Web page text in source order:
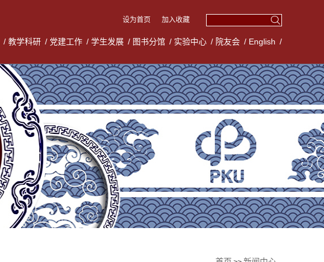
设为首页 加入收藏
/ 教学科研 / 党建工作 / 学生发展 / 图书分馆 / 实验中心 / 院友会 / English /